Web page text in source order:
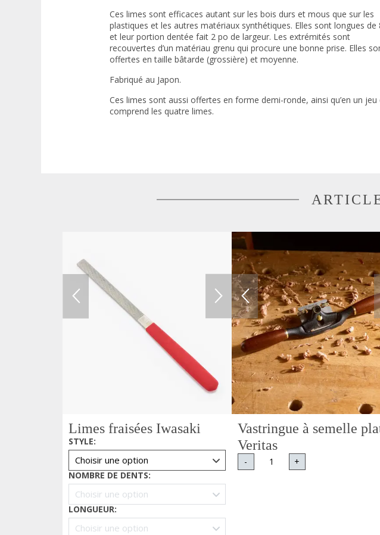
Ces limes sont efficaces autant sur les bois durs et mous que sur les
plastiques et les autres matériaux synthétiques. Elles sont longues de
et leur portion dentée fait 2 po de largeur. Les extrémités sont
recouvertes d’un matériau grenu qui procure une bonne prise. Elles
offertes en taille bâtarde (grossière) et moyenne.
Fabriqué au Japon.
Ces limes sont aussi offertes en forme demi-ronde, ainsi qu’en un jeu
comprend les quatre limes.
Limes fraisées Iwasaki
STYLE:
NOMBRE DE DENTS:
LONGUEUR:
Vastringue à semelle
Veritas
- +